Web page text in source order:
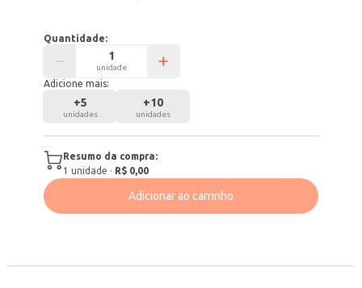
Quantidade:
unidade
Adicione mais:
+5
unidades
+10
unidades
Resumo da compra:
1 unidade · R$ 0,00
Adicionar ao carrinho